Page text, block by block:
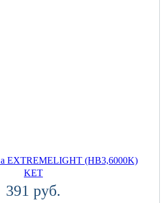
EXTREMELIGHT (HB3,6000K)
KET
391 руб.